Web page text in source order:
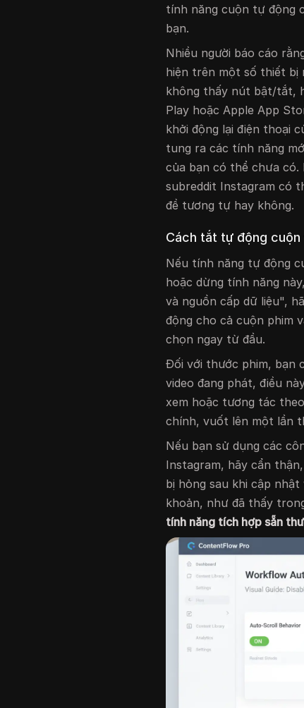
tính năng cuộn tự động
bạn.
Nhiều người báo cáo
hiện trên một số thiết bị
không thấy nút bật/tắt,
Play hoặc Apple App
khởi động lại điện thoại
tung ra các tính năng
của bạn có thể chưa
subreddit Instagram có
đề tương tự hay không.
Cách tắt tự động
Nếu tính năng tự động
hoặc dừng tính năng
và nguồn cấp dữ liệu",
động cho cả cuộn phim
chọn ngay từ đầu.
Đối với thước phim, bạn
video đang phát, điều
xem hoặc tương tác
chính, vuốt lên một lần
Nếu bạn sử dụng các
Instagram, hãy cẩn
bị hỏng sau khi cập
khoản, như đã thấy
tính năng tích hợp sẵn